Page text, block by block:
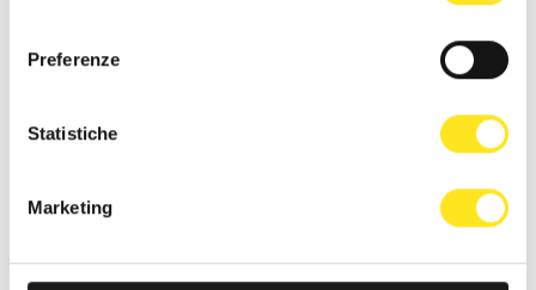
Preferenze
Statistiche
Marketing